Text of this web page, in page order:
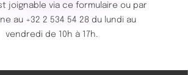
joignable via ce formulaire ou par
au +32 2 534 54 28du lundi au
vendredi de 10h à 17h.